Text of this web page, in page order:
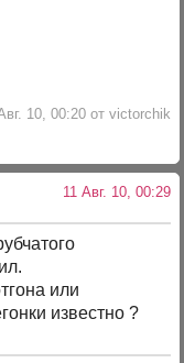
10, 00:20 от victorchik
11 Авг. 10, 00:29
или
известно ?